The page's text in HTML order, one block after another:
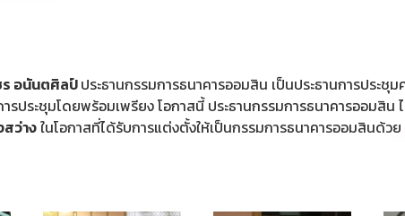
อนันตศิลป์ประธานกรรมการธนาคารออมสิน เป็นประธานการประ
รประชุมโดยพร้อมเพรียง โอกาสนี้ ประธานกรรมการธนาคารออมสิ
ว่างในโอกาสที่ได้รับการแต่งตั้งให้เป็นกรรมการธนาคารออมสินด้